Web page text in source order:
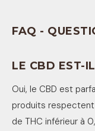
FAQ -
LE CBD EST-
Oui, le CBD est
produits respectent
de THC inférieur à